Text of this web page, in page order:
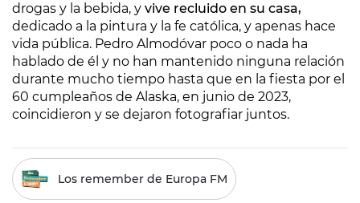
drogas y la bebida, y vive recluido en su casa,
dedicado a la pintura y la fe católica, y apenas hace
vida pública. Pedro Almodóvar poco o nada ha
hablado de él y no han mantenido ninguna relación
durante mucho tiempo hasta que en la fiesta por el
60 cumpleaños de Alaska, en junio de 2023,
coincidieron y se dejaron fotografiar juntos.
Los remember de Europa FM